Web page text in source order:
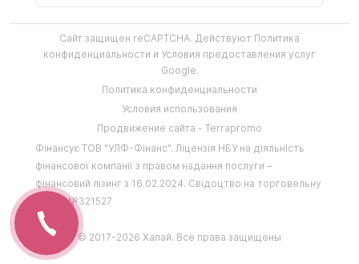
© 2017-2026 Хапай. Все права защищены
Фінансує ТОВ "УЛФ-Фінанс". Ліцензія НБУ на діяльність
фінансової компанії з правом надання послуги –
фінансовий лізинг з 16.02.2024. Свідоцтво на торговельну
марку №321527
Политика конфиденциальности
Условия использования
Продвижение сайта - Terrapromo
Сайт защищен reCAPTCHA. Действуют Политика
конфиденциальности и Условия предоставления услуг
Google.